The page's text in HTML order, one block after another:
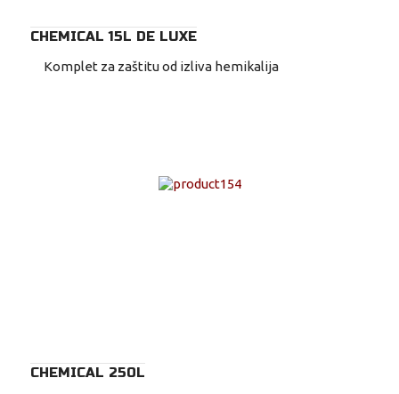
CHEMICAL 15L DE LUXE
Komplet za zaštitu od izliva hemikalija
CHEMICAL 250L